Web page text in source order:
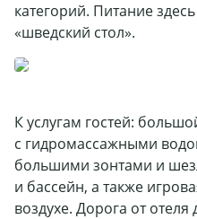
категорий. Питание
«шведский стол».
К услугам гостей:
с гидромассажными
большими зонтами и
и бассейн, а также
воздухе. Дорога от